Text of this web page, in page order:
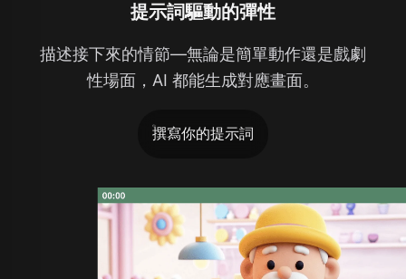
提示詞驅動的彈性
描述接下來的情節—無論是簡單動作還是戲劇
性場面，AI 都能生成對應畫面。
撰寫你的提示詞